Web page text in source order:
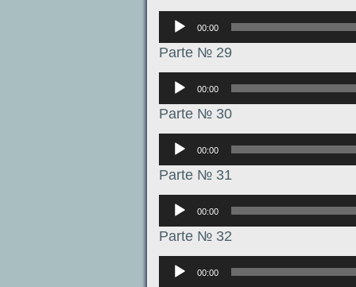
Аудиоплеер
00:00
Parte № 29
Аудиоплеер
00:00
Parte № 30
Аудиоплеер
00:00
Parte № 31
Аудиоплеер
00:00
Parte № 32
Аудиоплеер
00:00